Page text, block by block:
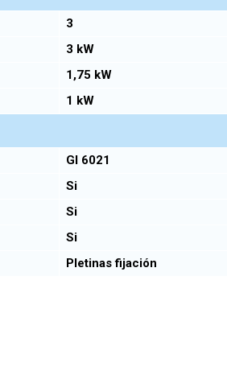
3
3 kW
1,75 kW
1 kW
GI 6021
Si
Si
Si
Pletinas fijación